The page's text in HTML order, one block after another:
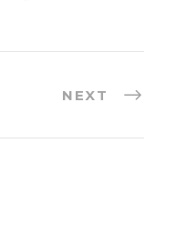
NEXT